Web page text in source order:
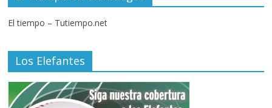
El tiempo – Tutiempo.net
Los Elefantes